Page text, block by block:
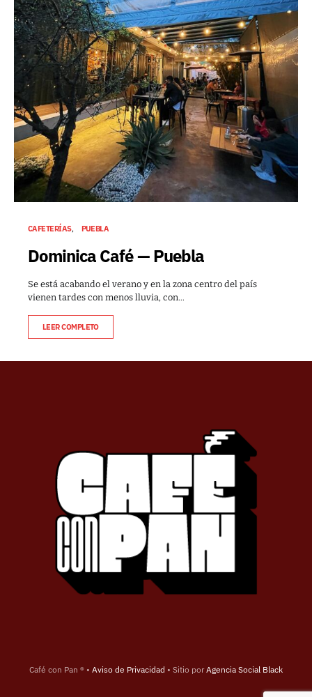
CAFETERÍAS PUEBLA
Dominica Café — Puebla
Se está acabando el verano y en la zona centro del país
vienen tardes con menos lluvia, con…
LEER COMPLETO
Café con Pan ® • Aviso de Privacidad • Sitio porAgencia Social Black